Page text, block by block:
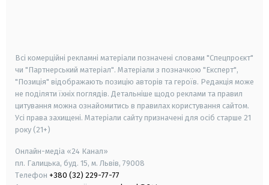
Всі комерційні рекламні матеріали позначені словами "Спецпроєкт"
чи "Партнерський матеріал". Матеріали з позначкою "Експерт",
"Позиція" відображають позицію авторів та героїв. Редакція може
не поділяти їхніх поглядів. Детальніше щодо реклами та правил
цитування можна ознайомитись в правилах користування сайтом.
Усі права захищені. Матеріали сайту призначені для осіб старше 21
року (21+)
Онлайн-медіа «24 Канал»
пл. Галицька, буд. 15, м. Львів, 79008
Телефон +380 (32) 229-77-77